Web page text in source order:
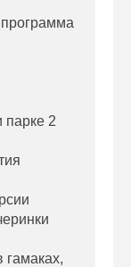
парке 2
гамаках,